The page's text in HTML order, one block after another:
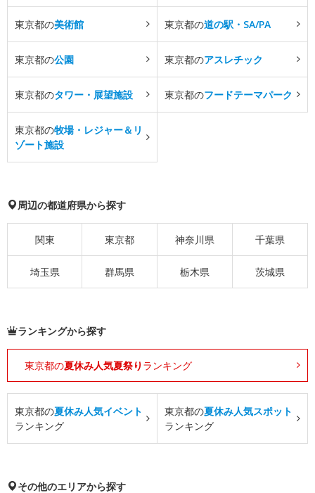
東京都の美術館 東京都の道の駅・SA/PA
東京都の公園 東京都のアスレチック
東京都のタワー・展望施設 東京都のフードテーマパーク
東京都の牧場・レジャー＆リ
ゾート施設
周辺の都道府県から探す
関東 東京都 神奈川県 千葉県
埼玉県 群馬県 栃木県 茨城県
ランキングから探す
東京都の夏休み人気夏祭り ランキング
東京都の夏休み人気イベント
ランキング
東京都の夏休み人気スポット
ランキング
その他のエリアから探す